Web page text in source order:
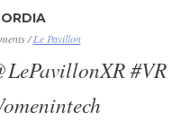
/Le Pavillon
#VR